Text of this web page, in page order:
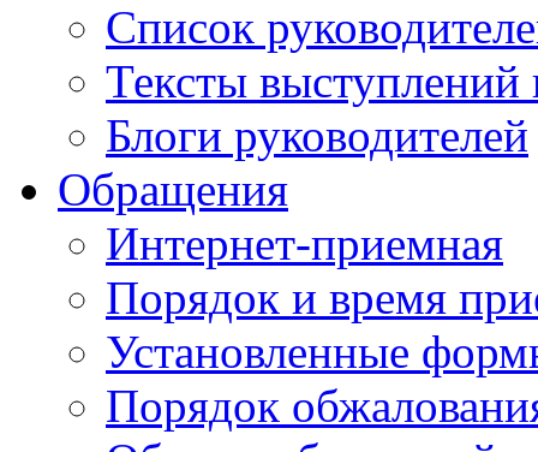
Список
Тексты выступлений
Блоги руководителей
Обращения
Интернет-приемная
Порядок и время
Установленные
Порядок